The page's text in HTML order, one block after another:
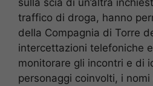
traffico di droga, hanno
della Compagnia di Torre
intercettazioni telefoniche
monitorare gli incontri e di
personaggi coinvolti, i